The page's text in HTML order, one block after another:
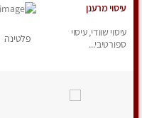
עיסוי מרענן
עיסוי שוודי, עיסוי
ספורטיבי...
פלטינה